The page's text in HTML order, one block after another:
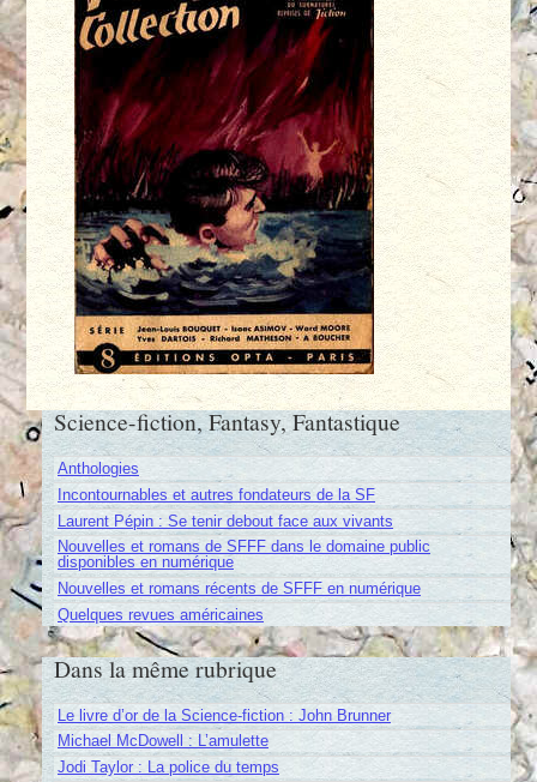
Science-fiction, Fantasy, Fantastique
Anthologies
Incontournables et autres fondateurs de la SF
Laurent Pépin : Se tenir debout face aux vivants
Nouvelles et romans de SFFF dans le domaine public
disponibles en numérique
Nouvelles et romans récents de SFFF en numérique
Quelques revues américaines
Dans la même rubrique
Le livre d’or de la Science-fiction : John Brunner
Michael McDowell : L’amulette
Jodi Taylor : La police du temps